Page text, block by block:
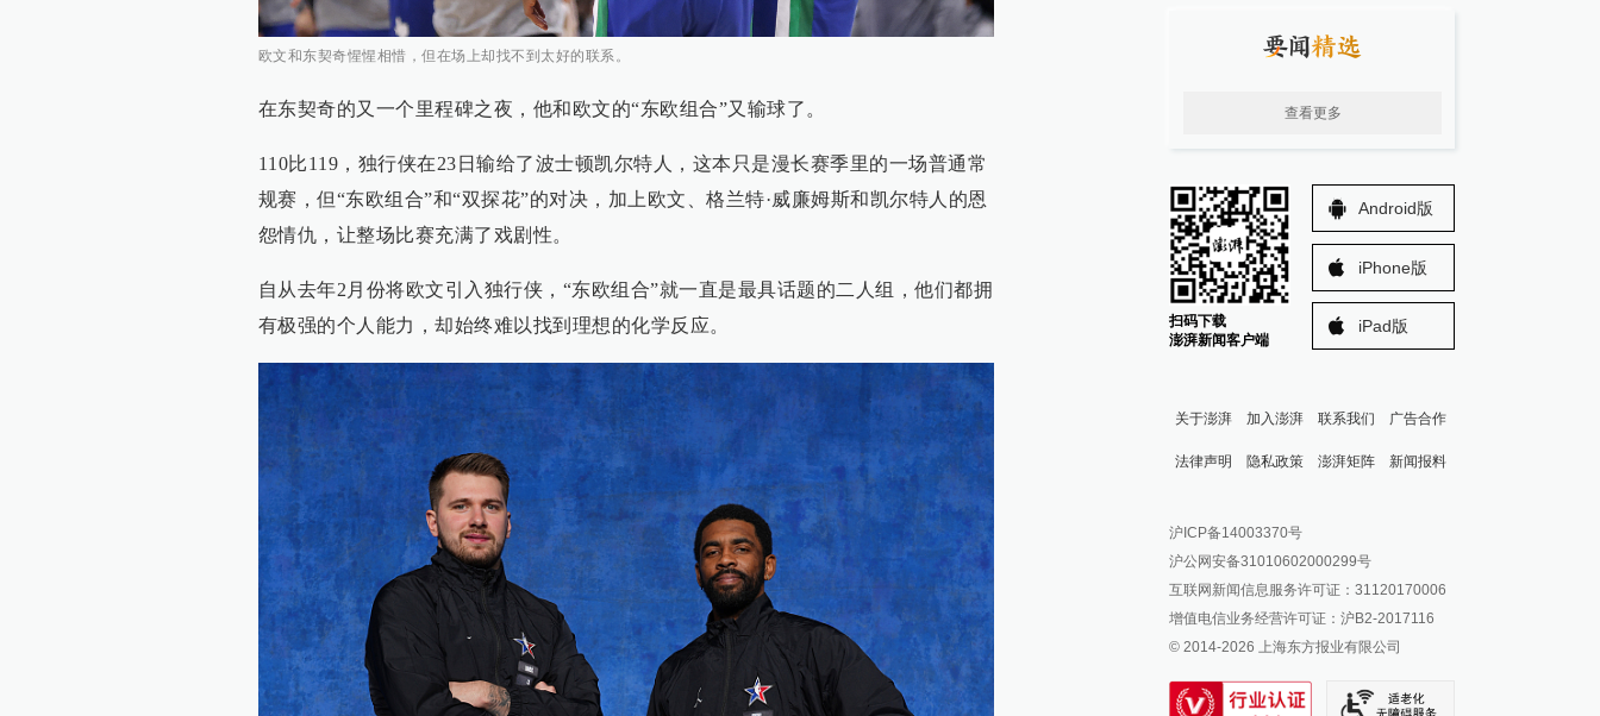
欧文和东契奇惺惺相惜，但在场上却找不到太好的联系。
在东契奇的又一个里程碑之夜，他和欧文的“东欧组合”又输球了。
110比119，独行侠在23日输给了波士顿凯尔特人，这本只是漫长赛季里的一场普通常
规赛，但“东欧组合”和“双探花”的对决，加上欧文、格兰特·威廉姆斯和凯尔特人的恩
怨情仇，让整场比赛充满了戏剧性。
自从去年2月份将欧文引入独行侠，“东欧组合”就一直是最具话题的二人组，他们都拥
有极强的个人能力，却始终难以找到理想的化学反应。
查看更多
扫码下载
澎湃新闻客户端
Android版
iPhone版
iPad版
关于澎湃 加入澎湃 联系我们 广告合作
法律声明 隐私政策 澎湃矩阵
澎湃新闻公众号
澎湃新闻抖音号
派生万物开放平台
IP SHANGHAI
SIXTH TONE
新闻报料
报料邮箱: news@thepaper.cn
沪ICP备14003370号
沪公网安备31010602000299号
互联网新闻信息服务许可证：31120170006
增值电信业务经营许可证：沪B2-2017116
© 2014-2026 上海东方报业有限公司